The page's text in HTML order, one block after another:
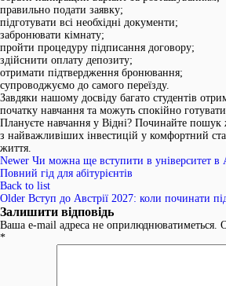
правильно подати заявку;
підготувати всі необхідні документи;
забронювати кімнату;
пройти процедуру підписання договору;
здійснити оплату депозиту;
отримати підтвердження бронювання;
супроводжуємо до самого переїзду.
Завдяки нашому досвіду багато студентів
початку навчання та можуть спокійно
Плануєте навчання у Відні? Починайте пошук
з найважливіших інвестицій у комфортний
життя.
Newer Чи можна ще вступити в університет в
Повний гід для абітурієнтів
Back to list
Older Вступ до Австрії 2027: коли починати
Залишити відповідь
Ваша e-mail адреса не оприлюднюватиметься.
*